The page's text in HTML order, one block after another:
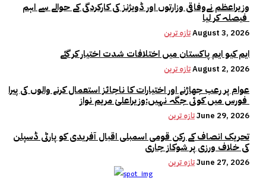
وزیراعظم نےوفاقی وزارتوں اور ڈویژنز کی کارکردگی کے حوالے سے اہم
تازہ ترینAugust 3, 2026
ایم کیو ایم پاکستان میں اختلافات شدت اختیار کر گئے
تازہ ترینAugust 2, 2026
عوام پر رعب جھاڑنے اور اختیارات کا ناجائز استعمال کرنے والوں کی پیرا
تازہ ترینJune 29, 2026
تحریک انصاف کے رکن قومی اسمبلی اقبال آفریدی کو پارٹی ڈسپلن
کی خلاف ورزی پر شوکاز جاری
تازہ ترینJune 27, 2026